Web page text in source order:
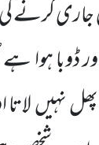
کرنے
ڈوبا ہوا
نہیں لاتا